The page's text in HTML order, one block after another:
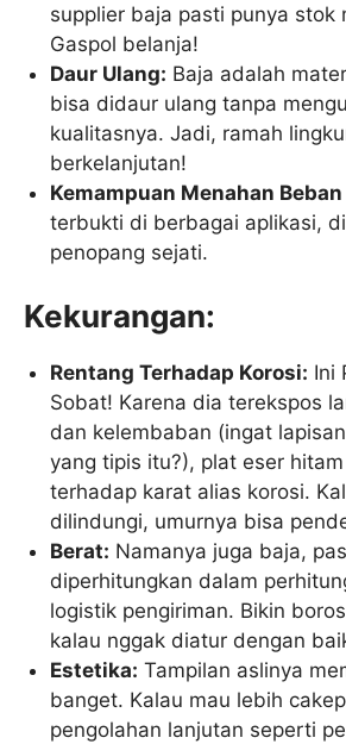
supplier baja pasti punya stok
Gaspol belanja!
Daur Ulang: Baja adalah
bisa didaur ulang tanpa
kualitasnya. Jadi, ramah
berkelanjutan!
Kemampuan Menahan
terbukti di berbagai aplikasi,
penopang sejati.
Kekurangan:
Rentang Terhadap Korosi: Ini
Sobat! Karena dia terekspos
dan kelembaban (ingat
yang tipis itu?), plat eser
terhadap karat alias korosi.
dilindungi, umurnya bisa
Berat: Namanya juga baja,
diperhitungkan dalam
logistik pengiriman. Bikin
kalau nggak diatur dengan
Estetika: Tampilan aslinya
banget. Kalau mau lebih
pengolahan lanjutan seperti